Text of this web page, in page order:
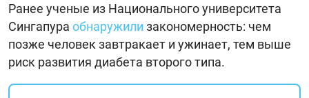
Ранее ученые из Национального университета
Сингапура обнаружили закономерность: чем
позже человек завтракает и ужинает, тем выше
риск развития диабета второго типа.